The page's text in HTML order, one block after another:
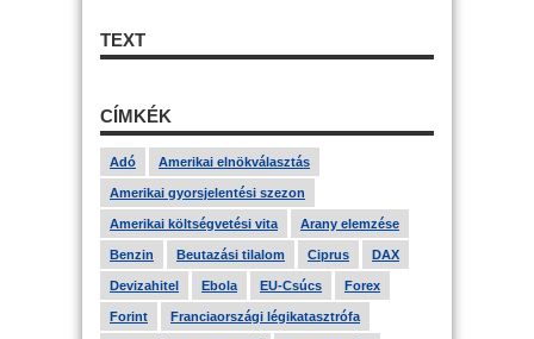
TEXT
CÍMKÉK
Adó Amerikai elnökválasztás
Amerikai gyorsjelentési szezon
Amerikai költségvetési vita Arany elemzése
Benzin Beutazási tilalom Ciprus DAX
Devizahitel Ebola EU-Csúcs Forex
Forint Franciaországi légikatasztrófa